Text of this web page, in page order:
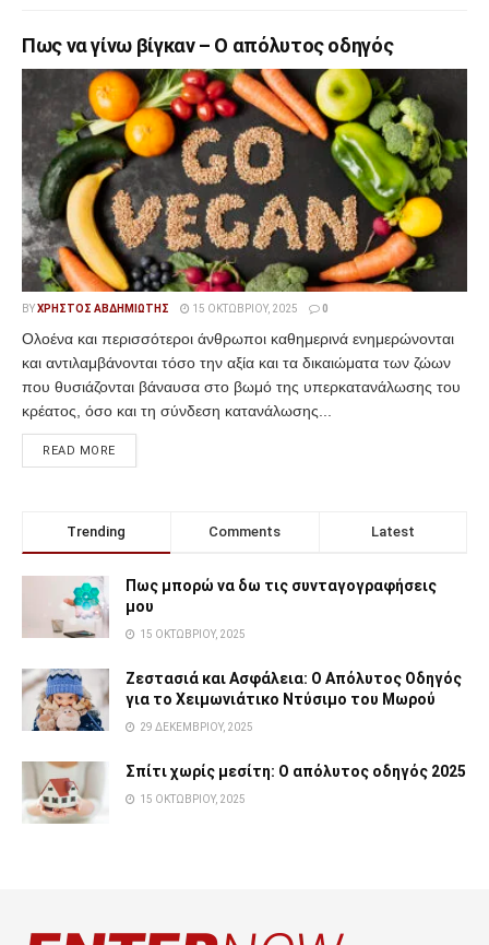
Πως να γίνω βίγκαν – Ο απόλυτος οδηγός
BYΧΡΉΣΤΟΣ ΑΒΔΗΜΙΏΤΗΣ 15 ΟΚΤΩΒΡΊΟΥ, 2025 0
Ολοένα και περισσότεροι άνθρωποι καθημερινά ενημερώνονται
και αντιλαμβάνονται τόσο την αξία και τα δικαιώματα των ζώων
που θυσιάζονται βάναυσα στο βωμό της υπερκατανάλωσης του
κρέατος, όσο και τη σύνδεση κατανάλωσης...
READ MORE
Trending Comments Latest
Πως μπορώ να δω τις συνταγογραφήσεις
μου
15 ΟΚΤΩΒΡΊΟΥ, 2025
Ζεστασιά και Ασφάλεια: Ο Απόλυτος Οδηγός
για το Χειμωνιάτικο Ντύσιμο του Μωρού
29 ΔΕΚΕΜΒΡΊΟΥ, 2025
Σπίτι χωρίς μεσίτη: Ο απόλυτος οδηγός 2025
15 ΟΚΤΩΒΡΊΟΥ, 2025